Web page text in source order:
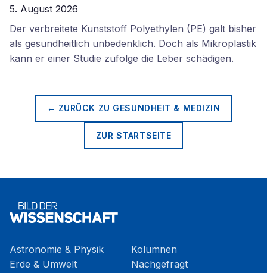
5. August 2026
Der verbreitete Kunststoff Polyethylen (PE) galt bisher
als gesundheitlich unbedenklich. Doch als Mikroplastik
kann er einer Studie zufolge die Leber schädigen.
← ZURÜCK ZU GESUNDHEIT & MEDIZIN
ZUR STARTSEITE
Astronomie & Physik
Erde & Umwelt
Kolumnen
Nachgefragt